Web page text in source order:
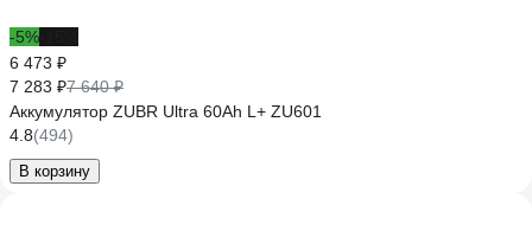
-5%
6 473 ₽
7 283 ₽7 640 ₽
Аккумулятор ZUBR Ultra 60Ah L+ ZU601
4.8(494)
В корзину